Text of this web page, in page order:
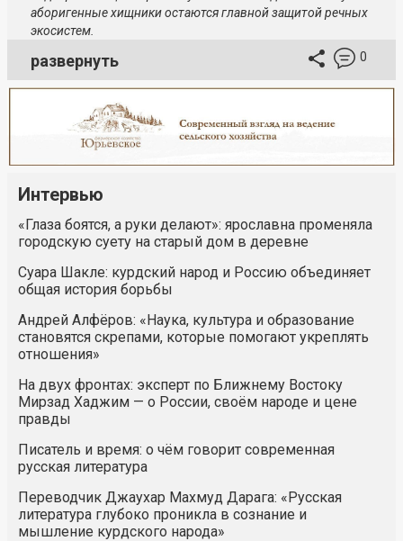
аборигенные хищники остаются главной защитой речных
экосистем.
развернуть 0
Интервью
«Глаза боятся, а руки делают»: ярославна променяла
городскую суету на старый дом в деревне
Суара Шакле: курдский народ и Россию объединяет
общая история борьбы
Андрей Алфёров: «Наука, культура и образование
становятся скрепами, которые помогают укреплять
отношения»
На двух фронтах: эксперт по Ближнему Востоку
Мирзад Хаджим — о России, своём народе и цене
правды
Писатель и время: о чём говорит современная
русская литература
Переводчик Джаухар Махмуд Дарага: «Русская
литература глубоко проникла в сознание и
мышление курдского народа»